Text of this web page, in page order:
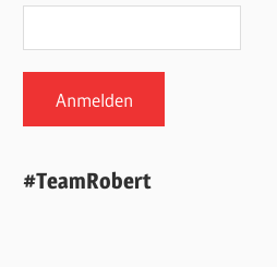
#TeamRobert